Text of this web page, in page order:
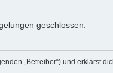
geschlossen:
„Betreiber“) und erklärst